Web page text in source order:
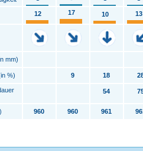
12 17 10 13
mm)
%) 9 18
54
960 960 961